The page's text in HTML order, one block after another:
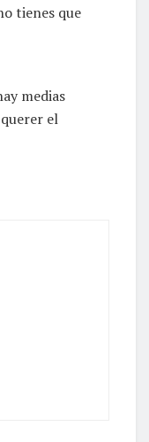
tienes que
medias
el